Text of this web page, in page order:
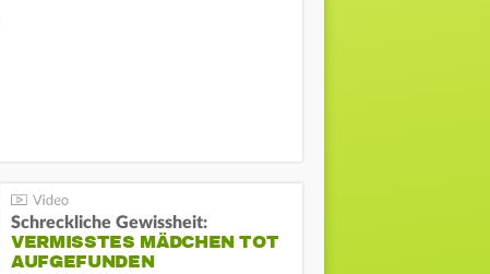
Schreckliche Gewissheit:
VERMISSTES MÄDCHEN TOT
AUFGEFUNDEN